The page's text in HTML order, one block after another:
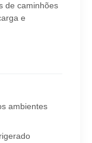
de caminhões
e
ambientes